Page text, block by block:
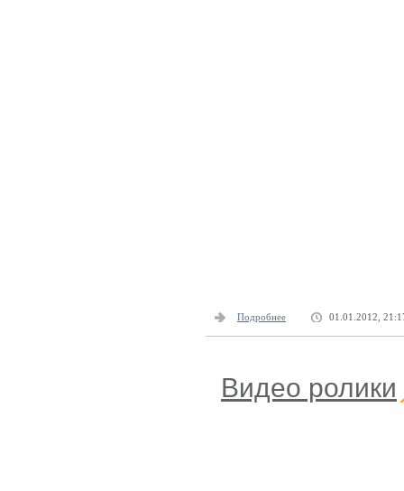
Подробнее 01.01.2012,
Видео ролики